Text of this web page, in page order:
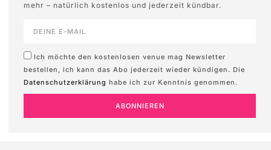
mehr – natürlich kostenlos und jederzeit kündbar.
Ich möchte den kostenlosen venue mag Newsletter
bestellen, ich kann das Abo jederzeit wieder kündigen. Die
Datenschutzerklärung habe ich zur Kenntnis genommen.
ABONNIEREN